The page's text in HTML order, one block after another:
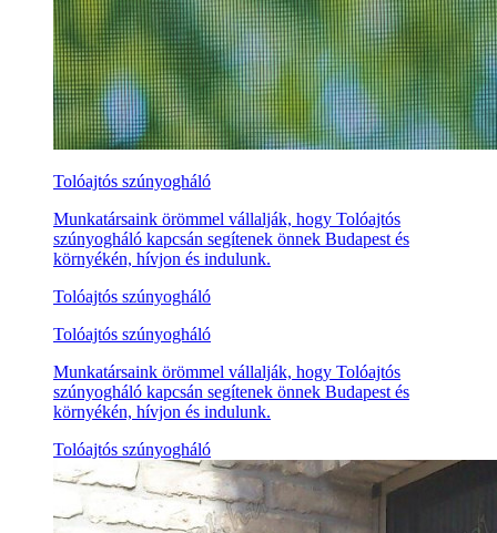
Tolóajtós szúnyogháló
Munkatársaink örömmel vállalják, hogy Tolóajtós
szúnyogháló kapcsán segítenek önnek Budapest és
környékén, hívjon és indulunk.
Tolóajtós szúnyogháló
Tolóajtós szúnyogháló
Munkatársaink örömmel vállalják, hogy Tolóajtós
szúnyogháló kapcsán segítenek önnek Budapest és
környékén, hívjon és indulunk.
Tolóajtós szúnyogháló